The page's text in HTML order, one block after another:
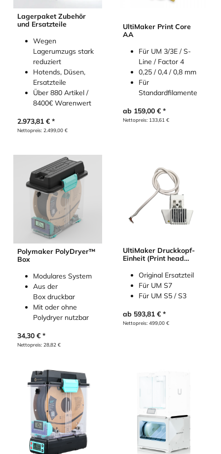
Lagerpaket Zubehör
und Ersatzteile
Wegen
Lagerumzugs stark
reduziert
Hotends, Düsen,
Ersatzteile
Über 880 Artikel /
8400€ Warenwert
2.973,81 €
Nettopreis: 2.499,00 €
UltiMaker Print Core
AA
Für UM 3/3E / S-
Line / Factor 4
0,25 / 0,4 / 0,8 mm
Für
Standardfilamente
ab 159,00€
Nettopreis: 133,61€
Polymaker PolyDryer™
Box
Modulares System
Aus der
Box druckbar
Mit oder ohne
Polydryer nutzbar
34,30 €
Nettopreis: 28,82 €
UltiMaker Druckkopf-
Einheit (Print head
Original Ersatzteil
Für UM S7
Für UM S5 / S3
ab 593,81€
Nettopreis: 499,00€